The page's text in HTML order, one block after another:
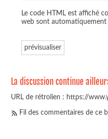
Le code HTML est affiché
web sont automatiquement
La discussion continue
URL de rétrolien : https://
Fil des commentaires de ce